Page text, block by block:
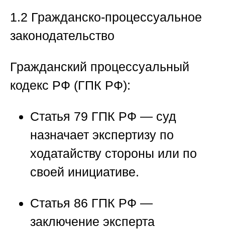
1.2 Гражданско-процессуальное
законодательство
Гражданский процессуальный
кодекс РФ (ГПК РФ):
Статья 79 ГПК РФ — суд
назначает экспертизу по
ходатайству стороны или по
своей инициативе.
Статья 86 ГПК РФ —
заключение эксперта